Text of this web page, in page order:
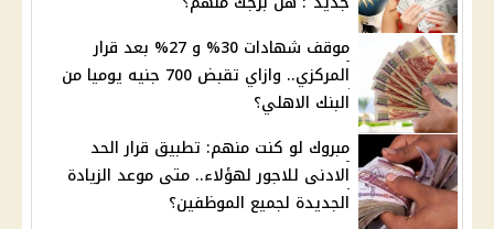
موقف شهادات 30% و 27% بعد قرار
المركزي.. وازاي تقبض 700 جنيه يوميا من
البنك الاهلي؟
مبروك لو كنت منهم: تطبيق قرار الحد
الادنى للاجور لهؤلاء.. متى موعد الزيادة
الجديدة لجميع الموظفين؟